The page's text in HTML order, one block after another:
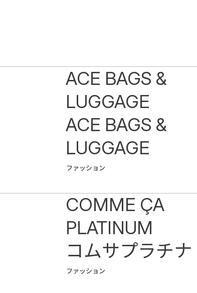
ファッション
ACE BAGS &
LUGGAGE
ACE BAGS &
LUGGAGE
ファッション
COMME ÇA
PLATINUM
コムサプラチナ